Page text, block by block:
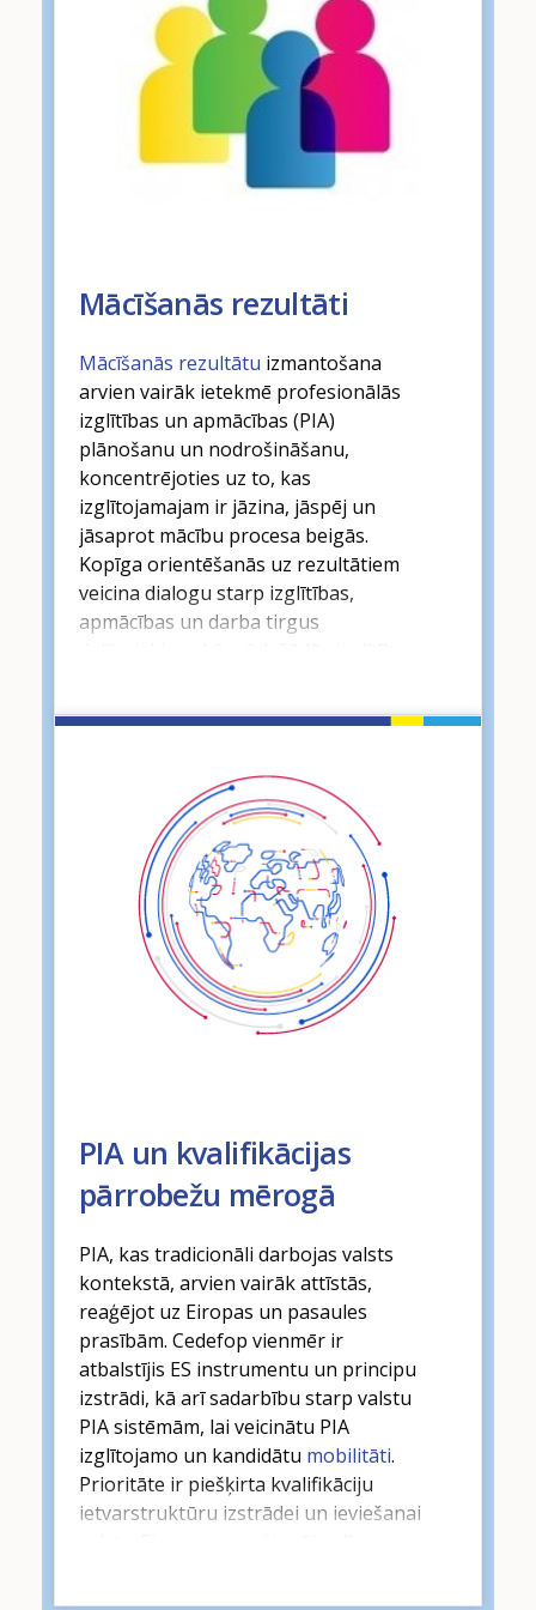
Mācīšanās rezultāti
Mācīšanās rezultātu izmantošana
arvien vairāk ietekmē profesionālās
izglītības un apmācības (PIA)
plānošanu un nodrošināšanu,
koncentrējoties uz to, kas
izglītojamajam ir jāzina, jāspēj un
jāsaprot mācību procesa beigās.
Kopīga orientēšanās uz rezultātiem
veicina dialogu starp izglītības,
apmācības un darba tirgus
mācīšanās rezultātu piedāvātā
ieinteresētajām personām – politikas
veidotājiem, darba tirgus dalībniekiem
un mācību spēkiem, atvieglojot
atbilstības analīzi starp izglītības un
apmācības noteikumiem. Orientācija uz
mācīšanās rezultātiem ļauj
sistemātiskāk analizēt un salīdzināt
kvalifikāciju saturu un profilu, īpaši
pievēršoties vispārējo zināšanu un
Cedefop darbs šajā jomā, tostarp
vadlīniju materiālupublicēšana,
ietekmē un atbalsta kvalifikāciju,
izstrādi, kā arī novērtēšanu un
validēšanu.
PIA un kvalifikācijas
pārrobežu mērogā
PIA, kas tradicionāli darbojas valsts
kontekstā, arvien vairāk attīstās,
reaģējot uz Eiropas un pasaules
prasībām. Cedefop vienmēr ir
atbalstījis ES instrumentu un principu
izstrādi, kā arī sadarbību starp valstu
PIA sistēmām, lai veicinātu PIA
izglītojamo un kandidātu mobilitāti.
Prioritāte ir piešķirta kvalifikāciju
ietvarstruktūru izstrādei un ieviešanai